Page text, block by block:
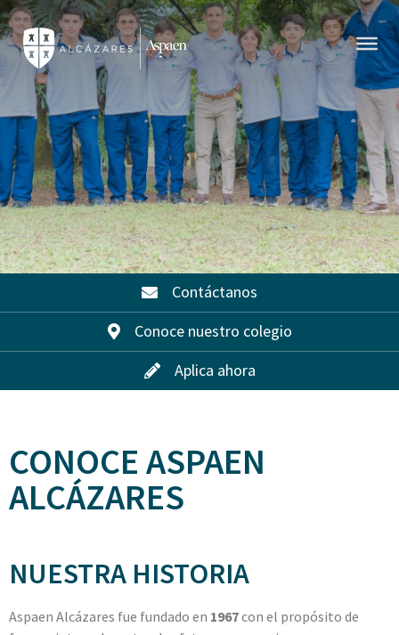
Contáctanos
Conoce nuestro colegio
Aplica ahora
CONOCE ASPAEN
ALCÁZARES
NUESTRA HISTORIA
Aspaen Alcázares fue fundado en 1967con el propósito de